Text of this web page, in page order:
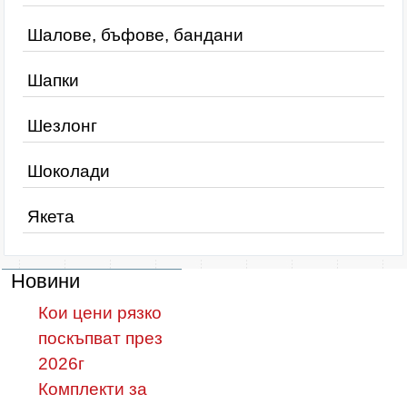
Шалове, бъфове, бандани
Шапки
Шезлонг
Шоколади
Якета
Новини
Кои цени рязко
поскъпват през
2026г
Комплекти за